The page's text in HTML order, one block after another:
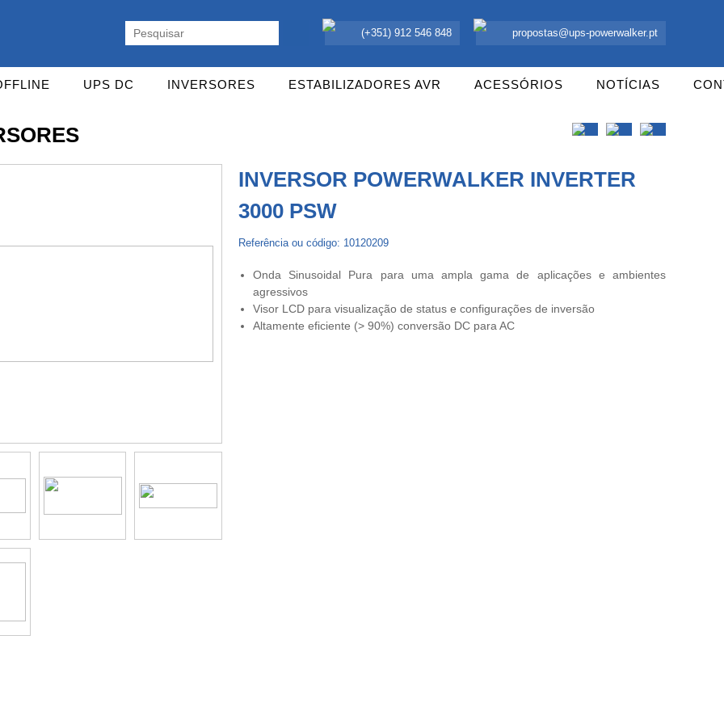
(+351) 912 546 848 propostas@ups-powerwalker.pt
UPS DC INVERSORES ESTABILIZADORES AVR ACESSÓRIOS NOTÍCIAS
INVERSOR POWERWALKER INVERTER
3000 PSW
Referência ou código: 10120209
Onda Sinusoidal Pura para uma ampla gama de aplicações e ambientes
agressivos
Visor LCD para visualização de status e configurações de inversão
Altamente eficiente (> 90%) conversão DC para AC